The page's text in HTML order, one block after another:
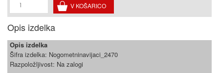
Opis izdelka
Opis izdelka
Šifra izdelka: Nogometninavijaci_2470
Razpoložljivost: Na zalogi